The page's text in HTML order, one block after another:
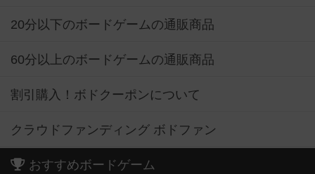
20分以下のボードゲームの通販商品
60分以上のボードゲームの通販商品
割引購入！ボドクーポンについて
クラウドファンディング ボドファン
おすすめボードゲーム